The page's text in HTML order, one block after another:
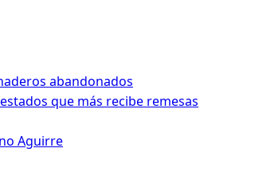
abandonados
que más recibe remesas
Aguirre